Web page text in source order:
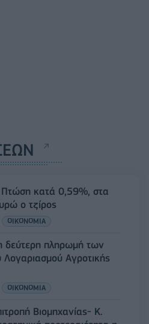
Πτώση κατά 0,59%, στα
ο τζίρος
ΟΙΚΟΝΟΜΙΑ
δεύτερη πληρωμή των
Λογαριασμού Αγροτικής
ΟΙΚΟΝΟΜΙΑ
Βιομηχανίας- Κ.